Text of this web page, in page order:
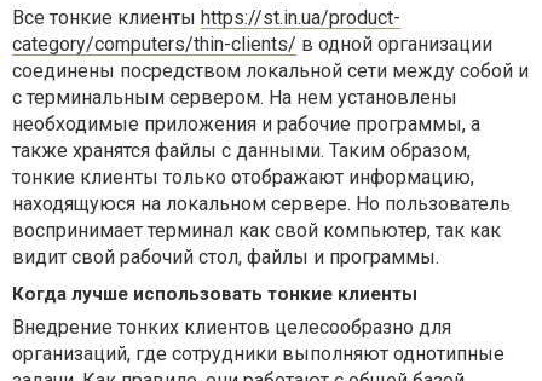
Все тонкие клиенты https://st.in.ua/product-
category/computers/thin-clients/ в одной организации
соединены посредством локальной сети между собой и
с терминальным сервером. На нем установлены
необходимые приложения и рабочие программы, а
также хранятся файлы с данными. Таким образом,
тонкие клиенты только отображают информацию,
находящуюся на локальном сервере. Но пользователь
воспринимает терминал как свой компьютер, так как
видит свой рабочий стол, файлы и программы.
Когда лучше использовать тонкие клиенты
Внедрение тонких клиентов целесообразно для
организаций, где сотрудники выполняют однотипные